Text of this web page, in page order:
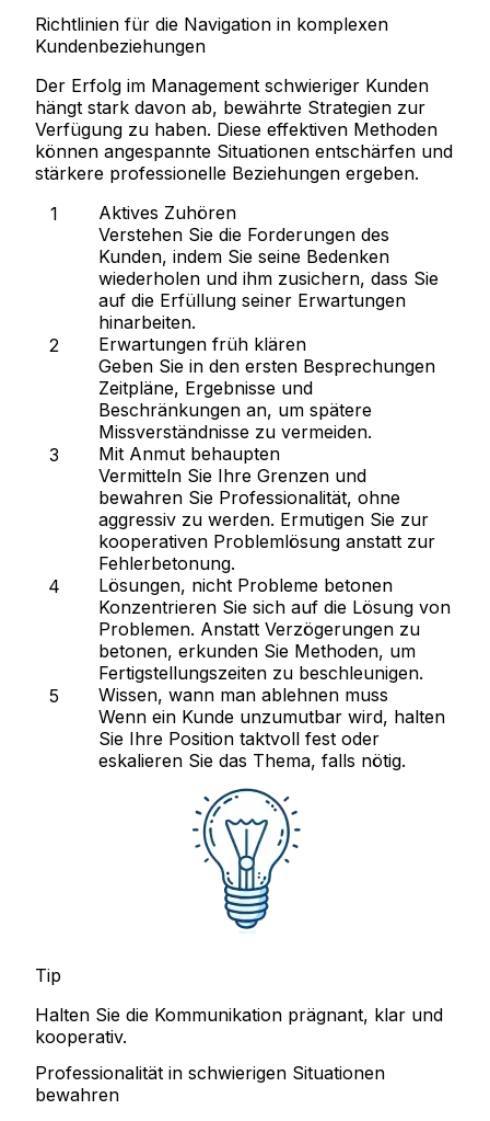
Richtlinien für die Navigation in komplexen
Kundenbeziehungen
Der Erfolg im Management schwieriger Kunden
hängt stark davon ab, bewährte Strategien zur
Verfügung zu haben. Diese effektiven Methoden
können angespannte Situationen entschärfen und
stärkere professionelle Beziehungen ergeben.
Aktives Zuhören
Verstehen Sie die Forderungen des
Kunden, indem Sie seine Bedenken
wiederholen und ihm zusichern, dass Sie
auf die Erfüllung seiner Erwartungen
hinarbeiten.
Erwartungen früh klären
Geben Sie in den ersten Besprechungen
Zeitpläne, Ergebnisse und
Beschränkungen an, um spätere
Missverständnisse zu vermeiden.
Mit Anmut behaupten
Vermitteln Sie Ihre Grenzen und
bewahren Sie Professionalität, ohne
aggressiv zu werden. Ermutigen Sie zur
kooperativen Problemlösung anstatt zur
Fehlerbetonung.
Lösungen, nicht Probleme betonen
Konzentrieren Sie sich auf die Lösung von
Problemen. Anstatt Verzögerungen zu
betonen, erkunden Sie Methoden, um
Fertigstellungszeiten zu beschleunigen.
Wissen, wann man ablehnen muss
Wenn ein Kunde unzumutbar wird, halten
Sie Ihre Position taktvoll fest oder
eskalieren Sie das Thema, falls nötig.
Tip
Halten Sie die Kommunikation prägnant, klar und
kooperativ.
Professionalität in schwierigen Situationen
bewahren